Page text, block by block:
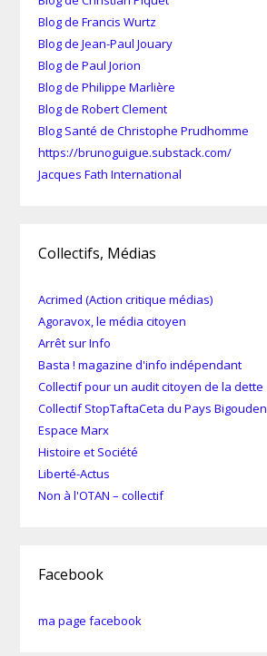
Blog de Francis Wurtz
Blog de Jean-Paul Jouary
Blog de Paul Jorion
Blog de Philippe Marlière
Blog de Robert Clement
Blog Santé de Christophe Prudhomme
https://brunoguigue.substack.com/
Jacques Fath International
Collectifs, Médias
Acrimed (Action critique médias)
Agoravox, le média citoyen
Arrêt sur Info
Basta ! magazine d'info indépendant
Collectif pour un audit citoyen de la dette
Collectif StopTaftaCeta du Pays Bigouden
Espace Marx
Histoire et Société
Liberté-Actus
Non à l'OTAN – collectif
Facebook
ma page facebook